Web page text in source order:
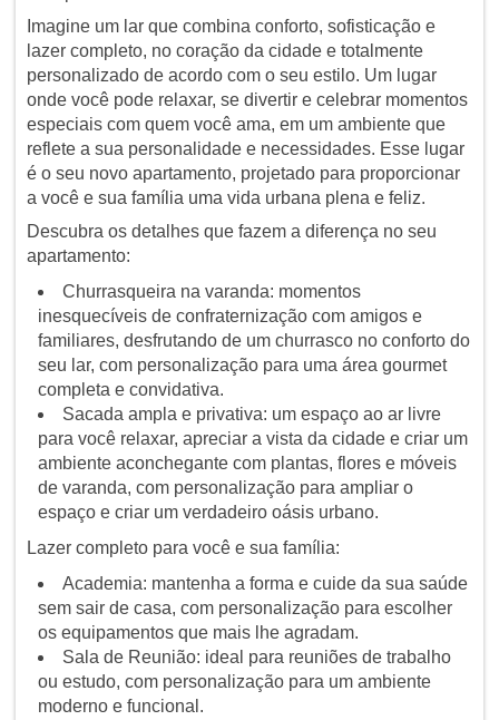
Imagine um lar que combina conforto, sofisticação e
lazer completo, no coração da cidade e totalmente
personalizado de acordo com o seu estilo. Um lugar
onde você pode relaxar, se divertir e celebrar momentos
especiais com quem você ama, em um ambiente que
reflete a sua personalidade e necessidades. Esse lugar
é o seu novo apartamento, projetado para proporcionar
a você e sua família uma vida urbana plena e feliz.
Descubra os detalhes que fazem a diferença no seu
apartamento:
Churrasqueira na varanda: momentos
inesquecíveis de confraternização com amigos e
familiares, desfrutando de um churrasco no conforto do
seu lar, com personalização para uma área gourmet
completa e convidativa.
Sacada ampla e privativa: um espaço ao ar livre
para você relaxar, apreciar a vista da cidade e criar um
ambiente aconchegante com plantas, flores e móveis
de varanda, com personalização para ampliar o
espaço e criar um verdadeiro oásis urbano.
Lazer completo para você e sua família:
Academia: mantenha a forma e cuide da sua saúde
sem sair de casa, com personalização para escolher
os equipamentos que mais lhe agradam.
Sala de Reunião: ideal para reuniões de trabalho
ou estudo, com personalização para um ambiente
moderno e funcional.